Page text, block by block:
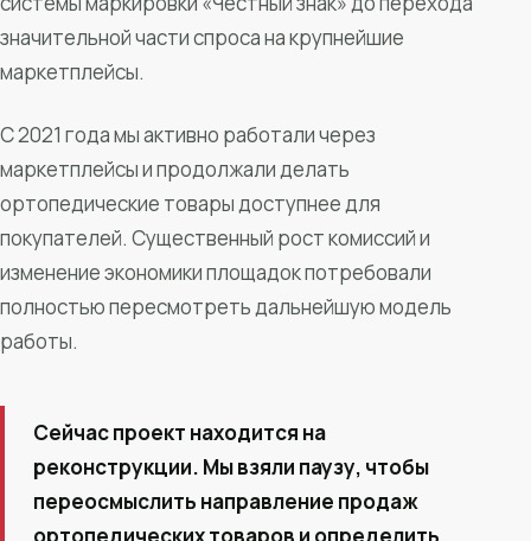
значительной части спроса на крупнейшие
маркетплейсы.
С 2021 года мы активно работали через
маркетплейсы и продолжали делать
ортопедические товары доступнее для
покупателей. Существенный рост комиссий и
изменение экономики площадок потребовали
полностью пересмотреть дальнейшую модель
работы.
Сейчас проект находится на
реконструкции. Мы взяли паузу, чтобы
переосмыслить направление продаж